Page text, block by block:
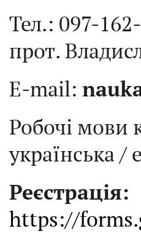
Тел.: 097-
прот.
E-mail:
Робочі мови
українська /
Реєстрація:
https://